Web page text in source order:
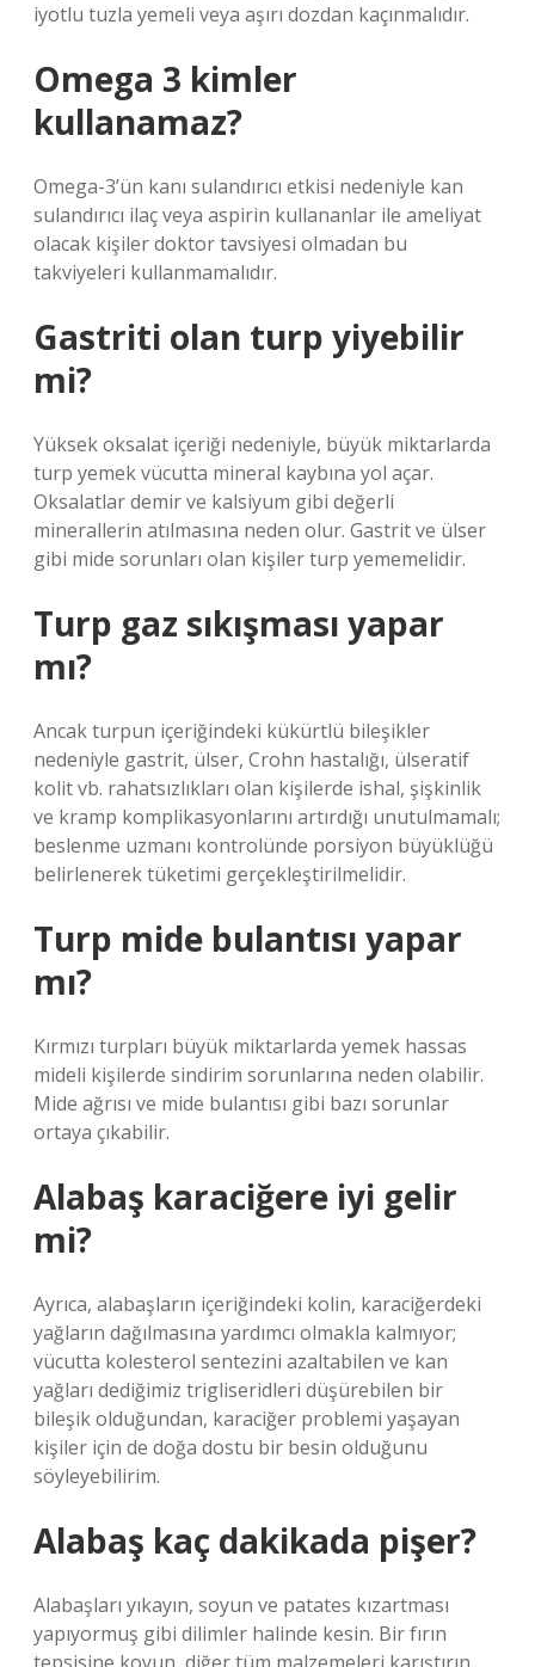
iyotlu tuzla yemeli veya aşırı dozdan kaçınmalıdır.
Omega 3 kimler
kullanamaz?
Omega-3’ün kanı sulandırıcı etkisi nedeniyle kan
sulandırıcı ilaç veya aspirin kullananlar ile ameliyat
olacak kişiler doktor tavsiyesi olmadan bu
takviyeleri kullanmamalıdır.
Gastriti olan turp yiyebilir
mi?
Yüksek oksalat içeriği nedeniyle, büyük miktarlarda
turp yemek vücutta mineral kaybına yol açar.
Oksalatlar demir ve kalsiyum gibi değerli
minerallerin atılmasına neden olur. Gastrit ve ülser
gibi mide sorunları olan kişiler turp yememelidir.
Turp gaz sıkışması yapar
mı?
Ancak turpun içeriğindeki kükürtlü bileşikler
nedeniyle gastrit, ülser, Crohn hastalığı, ülseratif
kolit vb. rahatsızlıkları olan kişilerde ishal, şişkinlik
ve kramp komplikasyonlarını artırdığı unutulmamalı;
beslenme uzmanı kontrolünde porsiyon büyüklüğü
belirlenerek tüketimi gerçekleştirilmelidir.
Turp mide bulantısı yapar
mı?
Kırmızı turpları büyük miktarlarda yemek hassas
mideli kişilerde sindirim sorunlarına neden olabilir.
Mide ağrısı ve mide bulantısı gibi bazı sorunlar
ortaya çıkabilir.
Alabaş karaciğere iyi gelir
mi?
Ayrıca, alabaşların içeriğindeki kolin, karaciğerdeki
yağların dağılmasına yardımcı olmakla kalmıyor;
vücutta kolesterol sentezini azaltabilen ve kan
yağları dediğimiz trigliseridleri düşürebilen bir
bileşik olduğundan, karaciğer problemi yaşayan
kişiler için de doğa dostu bir besin olduğunu
söyleyebilirim.
Alabaş kaç dakikada pişer?
Alabaşları yıkayın, soyun ve patates kızartması
yapıyormuş gibi dilimler halinde kesin. Bir fırın